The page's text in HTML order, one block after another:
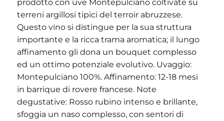
prodotto con uve Montepulciano coltivate su
terreni argillosi tipici del terroir abruzzese.
Questo vino si distingue per la sua struttura
importante e la ricca trama aromatica; il lungo
affinamento gli dona un bouquet complesso
ed un ottimo potenziale evolutivo. Uvaggio:
Montepulciano 100%. Affinamento: 12-18 mesi
in barrique di rovere francese. Note
degustative: Rosso rubino intenso e brillante,
sfoggia un naso complesso, con sentori di